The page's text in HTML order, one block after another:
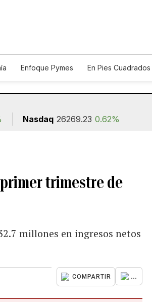
Enfoque Pymes En Pies Cuadrados
Nasdaq 26269.23 0.62%
trimestre de
millones en ingresos netos
COMPARTIR ...